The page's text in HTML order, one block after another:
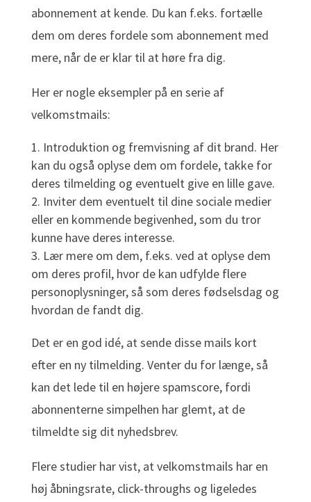
abonnement at kende. Du kan f.eks. fortælle
dem om deres fordele som abonnement med
mere, når de er klar til at høre fra dig.
Her er nogle eksempler på en serie af
velkomstmails:
Introduktion og fremvisning af dit brand. Her
kan du også oplyse dem om fordele, takke for
deres tilmelding og eventuelt give en lille gave.
Inviter dem eventuelt til dine sociale medier
eller en kommende begivenhed, som du tror
kunne have deres interesse.
Lær mere om dem, f.eks. ved at oplyse dem
om deres profil, hvor de kan udfylde flere
personoplysninger, så som deres fødselsdag og
hvordan de fandt dig.
Det er en god idé, at sende disse mails kort
efter en ny tilmelding. Venter du for længe, så
kan det lede til en højere spamscore, fordi
abonnenterne simpelhen har glemt, at de
tilmeldte sig dit nyhedsbrev.
Flere studier har vist, at velkomstmails har en
høj åbningsrate, click-throughs og ligeledes